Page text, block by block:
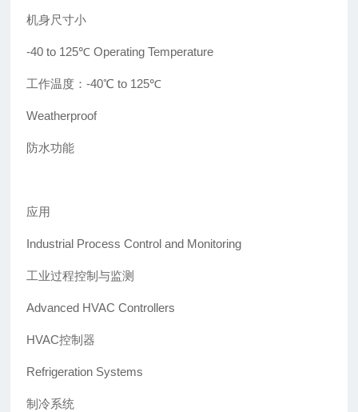
机身尺寸小
-40 to 125℃ Operating Temperature
工作温度：-40℃ to 125℃
Weatherproof
防水功能
应用
Industrial Process Control and Monitoring
工业过程控制与监测
Advanced HVAC Controllers
HVAC控制器
Refrigeration Systems
制冷系统